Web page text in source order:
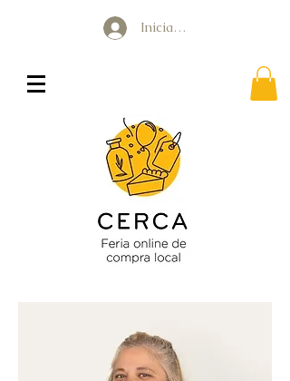
Iniciar sesión